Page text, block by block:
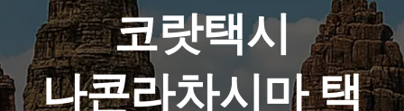
코랏택시
나콘라차시마 택